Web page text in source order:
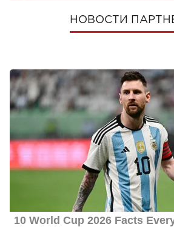
НОВОСТИ